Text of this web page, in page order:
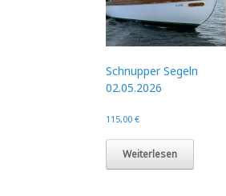
Schnupper Segeln
02.05.2026
115,00 €
Weiterlesen